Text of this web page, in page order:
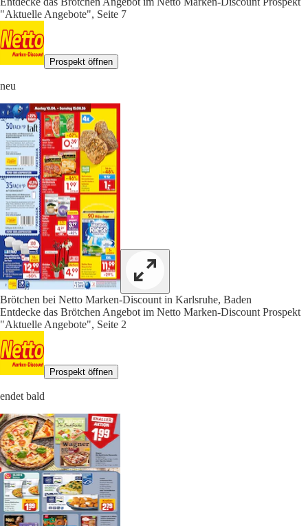
"Aktuelle Angebote", Seite 7
Prospekt öffnen
neu
Brötchen bei Netto Marken-Discount in Karlsruhe, Baden
Entdecke das Brötchen Angebot im Netto Marken-Discount Prospekt
"Aktuelle Angebote", Seite 2
Prospekt öffnen
endet bald